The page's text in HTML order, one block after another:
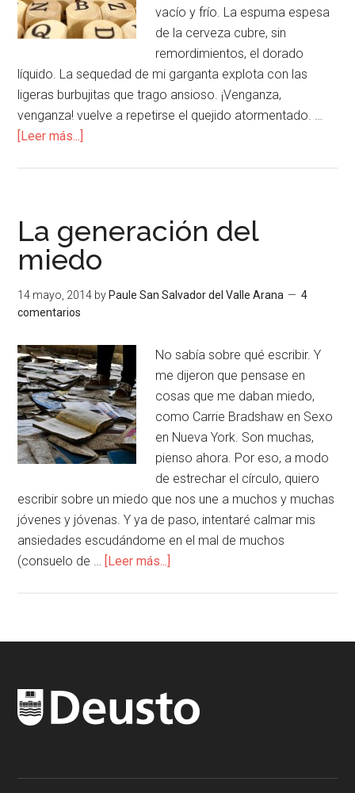
vacío y frío. La espuma espesa
de la cerveza cubre, sin
remordimientos, el dorado
líquido. La sequedad de mi garganta explota con las
ligeras burbujitas que trago ansioso. ¡Venganza,
venganza! vuelve a repetirse el quejido atormentado. …
[Leer más...]
La generación del
miedo
14 mayo, 2014 by Paule San Salvador del Valle Arana
4
comentarios
No sabía sobre qué escribir. Y
me dijeron que pensase en
cosas que me daban miedo,
como Carrie Bradshaw en Sexo
en Nueva York. Son muchas,
pienso ahora. Por eso, a modo
de estrechar el círculo, quiero
escribir sobre un miedo que nos une a muchos y muchas
jóvenes y jóvenas. Y ya de paso, intentaré calmar mis
ansiedades escudándome en el mal de muchos
(consuelo de … [Leer más...]